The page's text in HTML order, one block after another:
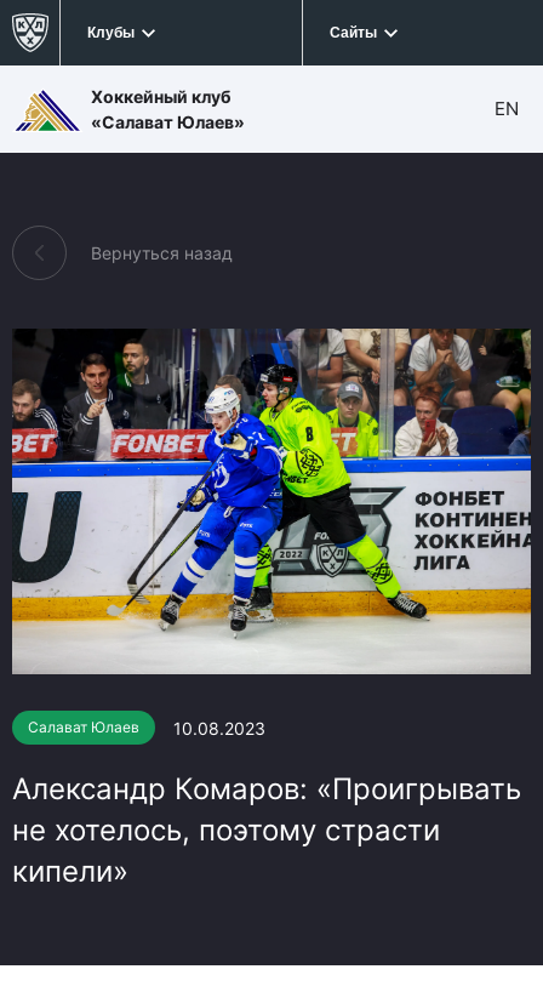
Клубы Сайты
Хоккейный клуб
«Салават Юлаев»
EN
Вернуться назад
Салават Юлаев 10.08.2023
Александр Комаров: «Проигрывать
не хотелось, поэтому страсти
кипели»